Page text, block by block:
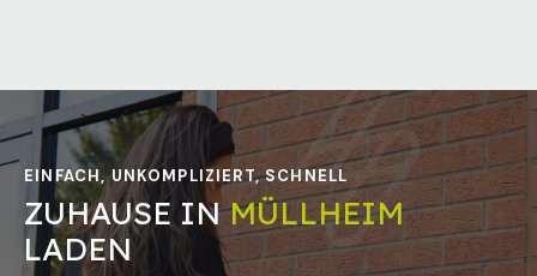
EINFACH, UNKOMPLIZIERT, SCHNELL
ZUHAUSE INMÜLLHEIM
LADEN